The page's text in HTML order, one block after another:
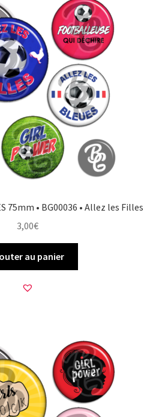
75mm • BG00036 • Allez les Filles
3,00€
au panier